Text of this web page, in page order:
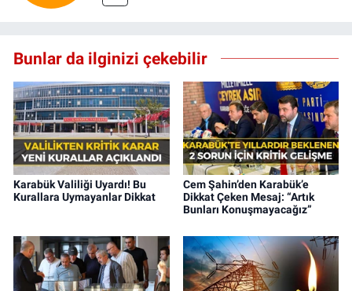
Bunlar da ilginizi çekebilir
Karabük Valiliği Uyardı! Bu
Kurallara Uymayanlar Dikkat
Cem Şahin’den Karabük’e
Dikkat Çeken Mesaj: “Artık
Bunları Konuşmayacağız”